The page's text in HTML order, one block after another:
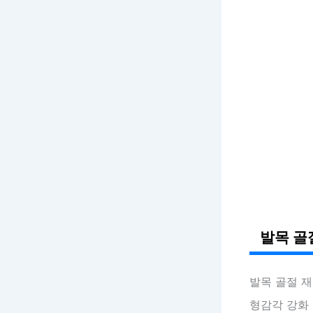
발목 골
발목 골절
형감각 강